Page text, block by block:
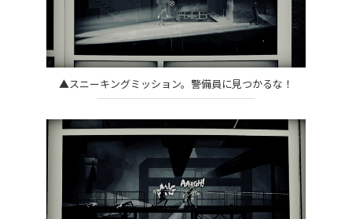
▲スニーキングミッション。警備員に見つかるな！